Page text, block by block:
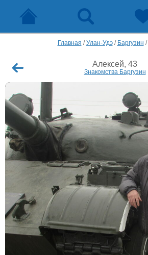
Главная /Улан-Удэ/ Баргузин /
Алексей, 43
Знакомства Баргузин